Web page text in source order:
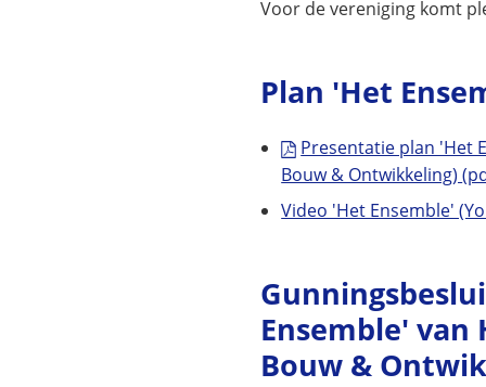
Voor de vereniging komt
Plan 'Het
Presentatie plan 'Het
Bouw & Ontwikkeling)
Video 'Het Ensemble'
Ensemble' van
Bouw &